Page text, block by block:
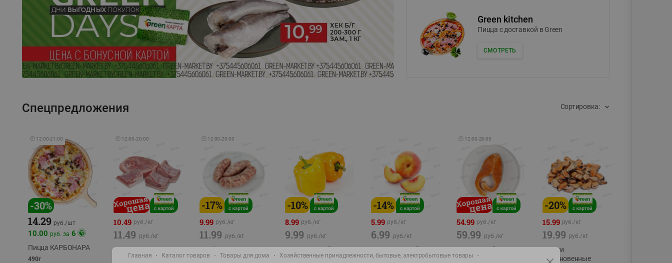
Green kitchen
Пицца c доставкой в Green
СМОТРЕТЬ
Спецпредложения Сортировка:
🕘 12:00-21:00
-30%
14.29 руб./шт
10.00 руб. за 6
Пицца КАРБОНАРА
490г
🕘 12:00-20:00
10.49 руб./кг
11.49 руб./кг
Свинина 1 с.
полуфабрикат,
🕘 12:00-20:00
-17%
9.99 руб./кг
11.99 руб./кг
Колбаса Свиная
полуфабрикат,
-10%
8.99 руб./кг
9.99 руб./кг
Перец желтый
Беларусь
-14%
5.99 руб./кг
6.99 руб./кг
Персик свежий вес
🕘 12:00-20:00
54.99 руб./кг
59.99 руб./кг
Форель стейк
полуфабрикат,
-20%
15.99 руб./кг
19.99 руб./кг
Мидии
обыкновенные
Главная Каталог товаров Товары для дома
Хозяйственные принадлежности, бытовые, электробытовые товары